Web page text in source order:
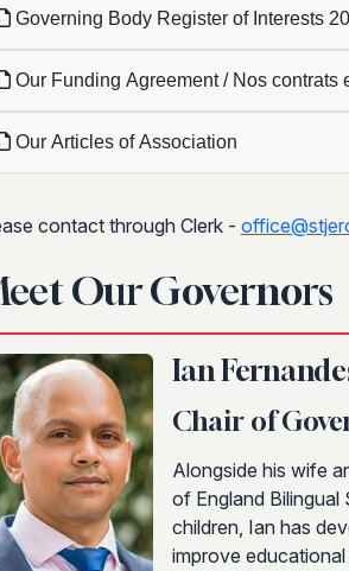
Governing Body Register of Interests
Our Funding Agreement / Nos
Our Articles of Association
contact through Clerk -
Our Governors
Ian
Chair of
Alongside his wife
of England Bilingual
children, Ian has
improve